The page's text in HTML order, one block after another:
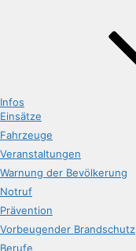
Infos
Einsätze
Fahrzeuge
Veranstaltungen
Warnung der Bevölkerung
Notruf
Prävention
Vorbeugender Brandschutz
Berufe